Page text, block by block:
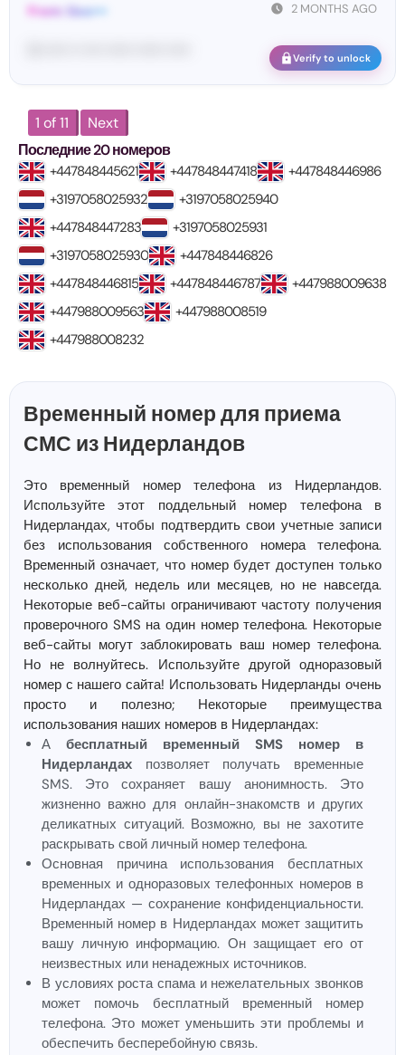
2 MONTHS AGO
From: Goo•••
Verify to unlock
1 of 11
Next
Последние 20 номеров
+447848445621 +447848447418
+447848446986
+3197058025932
+3197058025940
+447848447283
+3197058025931
+3197058025930
+447848446826
+447848446815
+447848446787
+447988009638
+447988009563
+447988008519
+447988008232
Временный номер для приема
СМС из Нидерландов
Это временный номер телефона из Нидерландов.
Используйте этот поддельный номер телефона в
Нидерландах, чтобы подтвердить свои учетные записи
без использования собственного номера телефона.
Временный означает, что номер будет доступен только
несколько дней, недель или месяцев, но не навсегда.
Некоторые веб-сайты ограничивают частоту получения
проверочного SMS на один номер телефона. Некоторые
веб-сайты могут заблокировать ваш номер телефона.
Но не волнуйтесь. Используйте другой одноразовый
номер с нашего сайта! Использовать Нидерланды очень
просто и полезно; Некоторые преимущества
использования наших номеров в Нидерландах:
А бесплатный временный SMS номер в
Нидерландах позволяет получать временные
SMS. Это сохраняет вашу анонимность. Это
жизненно важно для онлайн-знакомств и других
деликатных ситуаций. Возможно, вы не захотите
раскрывать свой личный номер телефона.
Основная причина использования бесплатных
временных и одноразовых телефонных номеров в
Нидерландах — сохранение конфиденциальности.
Временный номер в Нидерландах может защитить
вашу личную информацию. Он защищает его от
неизвестных или ненадежных источников.
В условиях роста спама и нежелательных звонков
может помочь бесплатный временный номер
телефона. Это может уменьшить эти проблемы и
обеспечить бесперебойную связь.